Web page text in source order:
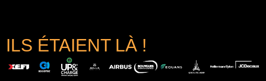
ILS ÉTAIENT LÀ !